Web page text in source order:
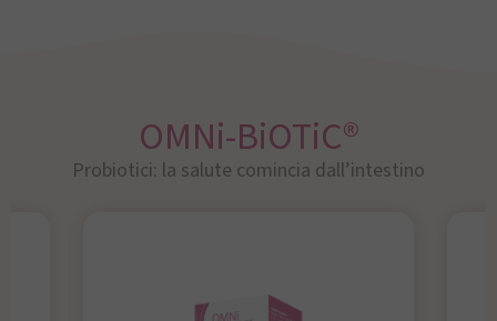
OMNi-BiOTiC®
Probiotici: la salute comincia dall’intestino